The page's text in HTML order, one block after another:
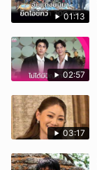
01:13
02:57
03:17